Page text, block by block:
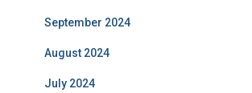
September 2024
August 2024
July 2024